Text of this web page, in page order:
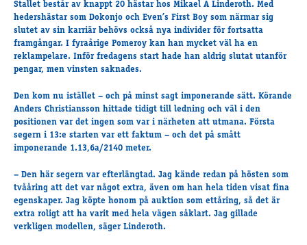
Hotell nära oss
Nybörjar­guide
Presentkort
Tävlingsdagar
Travkonferens
Exponering & värdskap
Hört och hänt
Stallet består av knappt 20 hästar hos Mikael Å Linderoth. Med
hedershästar som Dokonjo och Even’s First Boy som närmar sig
slutet av sin karriär behövs också nya individer för fortsatta
framgångar. I fyraårige Pomeroykan han mycket väl ha en
reklampelare. Inför fredagens start hade han aldrig slutat utanför
pengar, men vinsten saknades.
Den kom nu istället – och på minst sagt imponerande sätt. Körande
Anders Christiansson hittade tidigt till ledning och väl i den
positionen var det ingen som var i närheten att utmana. Första
segern i 13:e starten var ett faktum – och det på smått
imponerande 1.13,6a/2140 meter.
– Den här segern var efterlängtad. Jag kände redan på hösten som
tvååring att det var något extra, även om han hela tiden visat fina
egenskaper. Jag köpte honom på auktion som ettåring, så det är
extra roligt att ha varit med hela vägen såklart. Jag gillade
verkligen modellen, säger Linderoth.